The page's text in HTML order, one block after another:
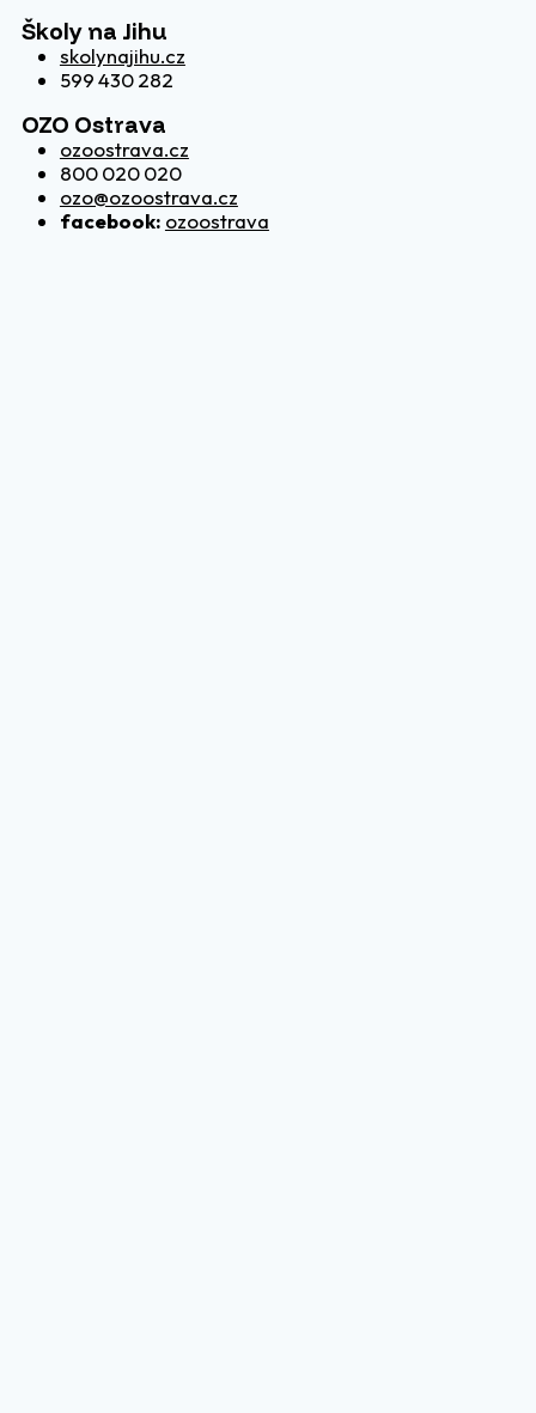
Školy na Jihu
skolynajihu.cz
599 430 282
OZO Ostrava
ozoostrava.cz
800 020 020
ozo@ozoostrava.cz
facebook: ozoostrava